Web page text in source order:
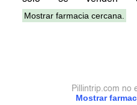
Mostrar farmacia cercana.
Mostrar
Pillintrip.com no